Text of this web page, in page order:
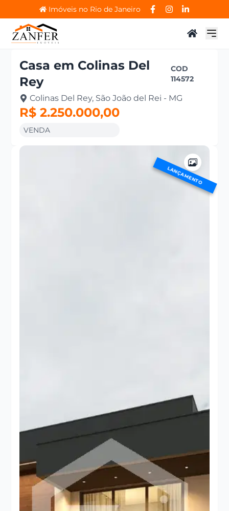
Imóveis no Rio de Janeiro
Casa em Colinas Del
Rey
COD
114572
Colinas Del Rey, São João del Rei - MG
R$ 2.250.000,00
VENDA
LANÇAMENTO